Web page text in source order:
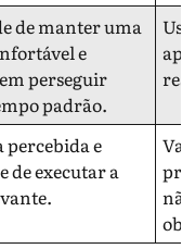
de manter uma
e
perseguir
padrão.
percebida e
de executar a